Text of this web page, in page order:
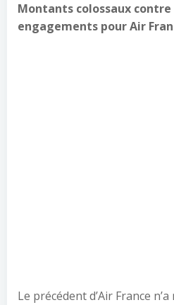
Montants colossaux
engagements pour Air
Le précédent d’Air France